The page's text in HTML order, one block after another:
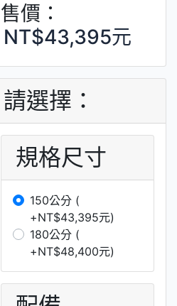
售價：
NT$43,395元
請選擇：
規格尺寸
150公分 (
+NT$43,395元)
180公分 (
+NT$48,400元)